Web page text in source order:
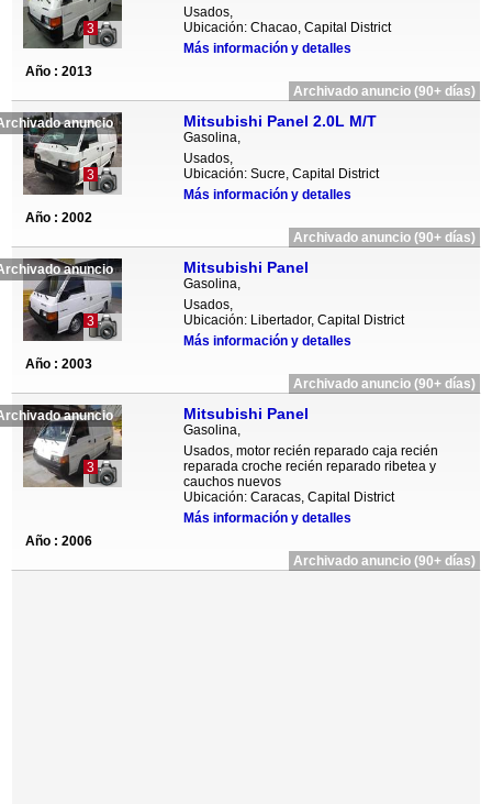
3
Usados,
Ubicación: Chacao, Capital District
Más información y detalles
Año : 2013
Archivado anuncio (90+ días)
anuncio
3
Mitsubishi Panel 2.0L M/T
Gasolina,
Usados,
Ubicación: Sucre, Capital District
Más información y detalles
Año : 2002
Archivado anuncio (90+ días)
anuncio
3
Mitsubishi Panel
Gasolina,
Usados,
Ubicación: Libertador, Capital District
Más información y detalles
Año : 2003
Archivado anuncio (90+ días)
anuncio
3
Mitsubishi Panel
Gasolina,
Usados, motor recién reparado caja recién
reparada croche recién reparado ribetea y
cauchos nuevos
Ubicación: Caracas, Capital District
Más información y detalles
Año : 2006
Archivado anuncio (90+ días)